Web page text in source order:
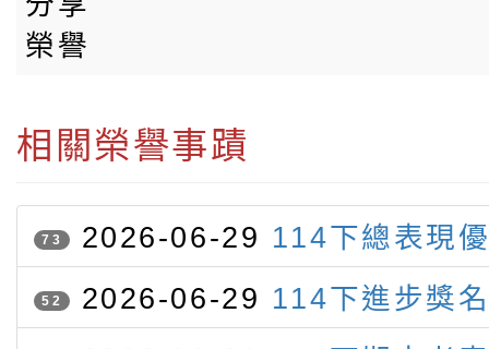
榮譽
相關榮譽事蹟
73 2026-06-29 114下總表現
52 2026-06-29 114下進步獎